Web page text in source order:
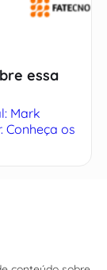
essa
Mark
Conheça os